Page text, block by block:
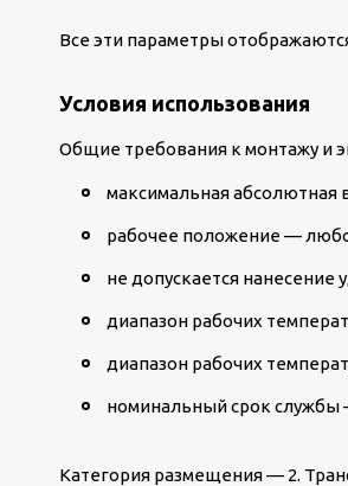
Все эти параметры
Условия использования
Общие требования к монтажу и
максимальная абсолютная
рабочее положение —
не допускается нанесение
диапазон рабочих
диапазон рабочих
номинальный срок службы
Категория размещения — 2.